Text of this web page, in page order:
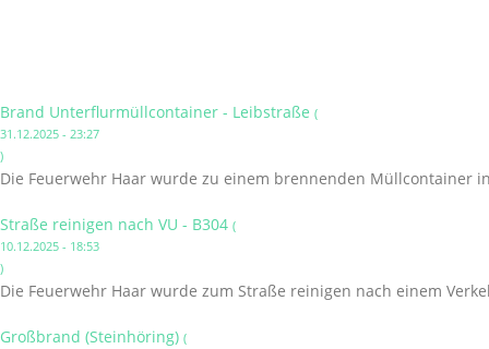
Brand Unterflurmüllcontainer - Leibstraße (
31.12.2025 - 23:27
)
Die Feuerwehr Haar wurde zu einem brennenden Müllcontainer
Straße reinigen nach VU - B304 (
10.12.2025 - 18:53
)
Die Feuerwehr Haar wurde zum Straße reinigen nach einem
Großbrand (Steinhöring) (